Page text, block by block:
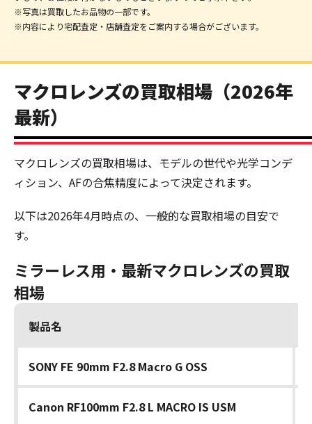
※写真は買取したお品物の一部です。
※内容により宅配査定・店舗査定をご案内する場合がございます。
マクロレンズの買取相場（2026年
最新）
マクロレンズの買取相場は、モデルの世代や光学コンデ
ィション、AFの合焦精度によって決定されます。
以下は2026年4月時点の、一般的な買取相場の目安で
す。
ミラーレス用・最新マクロレンズの買取
相場
製品名
SONY FE 90mm F2.8 Macro G OSS
Canon RF100mm F2.8 L MACRO IS USM